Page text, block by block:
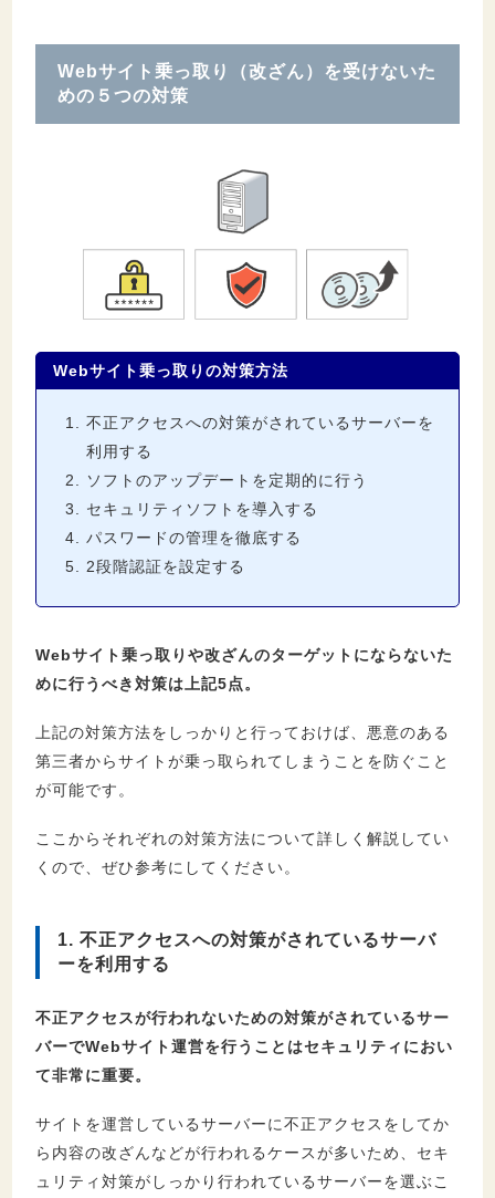
Webサイト乗っ取り（改ざん）を受けないた
めの５つの対策
Webサイト乗っ取りの対策方法
不正アクセスへの対策がされているサーバーを
利用する
ソフトのアップデートを定期的に行う
セキュリティソフトを導入する
パスワードの管理を徹底する
2段階認証を設定する
Webサイト乗っ取りや改ざんのターゲットにならないた
めに行うべき対策は上記5点。
上記の対策方法をしっかりと行っておけば、悪意のある
第三者からサイトが乗っ取られてしまうことを防ぐこと
が可能です。
ここからそれぞれの対策方法について詳しく解説してい
くので、ぜひ参考にしてください。
1. 不正アクセスへの対策がされているサーバ
ーを利用する
不正アクセスが行われないための対策がされているサー
バーでWebサイト運営を行うことはセキュリティにおい
て非常に重要。
サイトを運営しているサーバーに不正アクセスをしてか
ら内容の改ざんなどが行われるケースが多いため、セキ
ュリティ対策がしっかり行われているサーバーを選ぶこ